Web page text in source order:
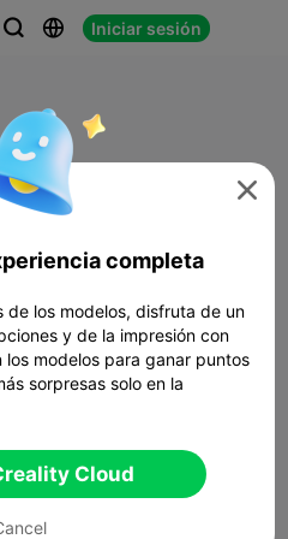
  Iniciar sesión

completa
de los modelos, disfruta de un
y de la impresión con
los modelos para ganar puntos
sorpresas solo en la
Cloud